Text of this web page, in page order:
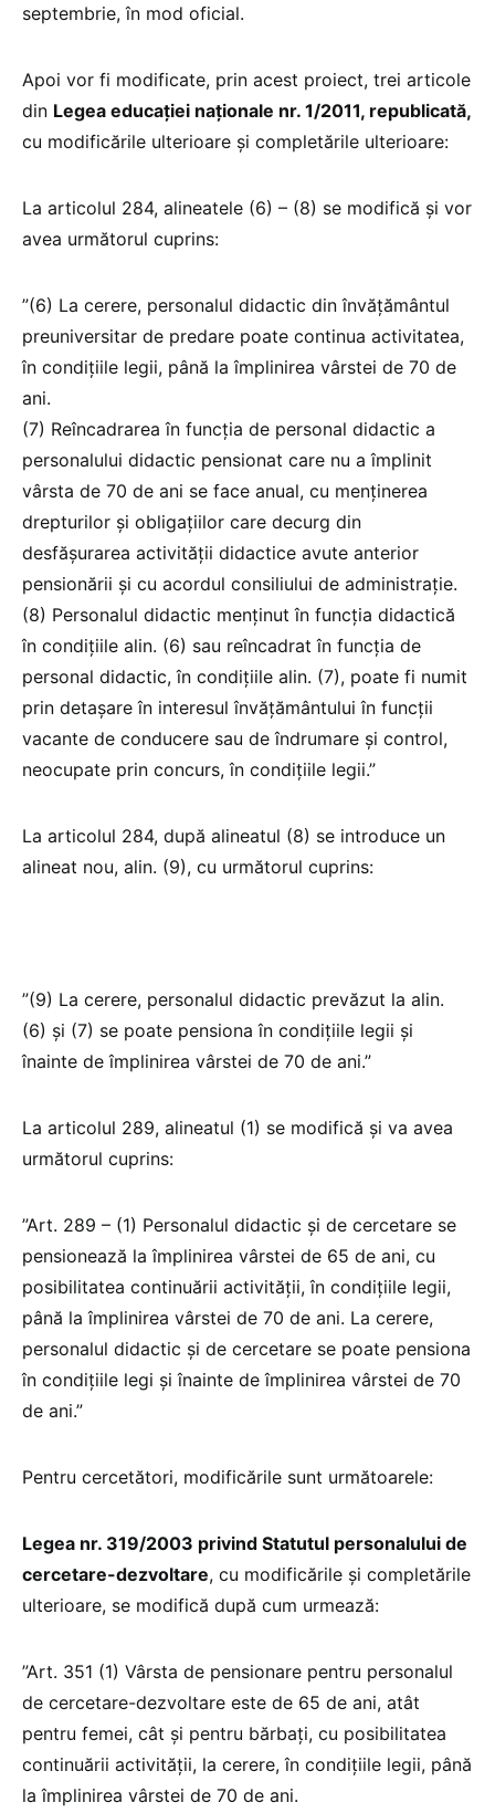
septembrie, în mod oficial.
Apoi vor fi modificate, prin acest proiect, trei articole
din Legea educației naționale nr. 1/2011, republicată,
cu modificările ulterioare și completările ulterioare:
La articolul 284, alineatele (6) – (8) se modifică și vor
avea următorul cuprins:
”(6) La cerere, personalul didactic din învățământul
preuniversitar de predare poate continua activitatea,
în condițiile legii, până la împlinirea vârstei de 70 de
ani.
(7) Reîncadrarea în funcția de personal didactic a
personalului didactic pensionat care nu a împlinit
vârsta de 70 de ani se face anual, cu menținerea
drepturilor și obligațiilor care decurg din
desfășurarea activității didactice avute anterior
pensionării și cu acordul consiliului de administrație.
(8) Personalul didactic menținut în funcția didactică
în condițiile alin. (6) sau reîncadrat în funcția de
personal didactic, în condițiile alin. (7), poate fi numit
prin detașare în interesul învățământului în funcții
vacante de conducere sau de îndrumare și control,
neocupate prin concurs, în condițiile legii.”
La articolul 284, după alineatul (8) se introduce un
alineat nou, alin. (9), cu următorul cuprins:
”(9) La cerere, personalul didactic prevăzut la alin.
(6) și (7) se poate pensiona în condițiile legii și
înainte de împlinirea vârstei de 70 de ani.”
La articolul 289, alineatul (1) se modifică și va avea
următorul cuprins:
”Art. 289 – (1) Personalul didactic și de cercetare se
pensionează la împlinirea vârstei de 65 de ani, cu
posibilitatea continuării activității, în condițiile legii,
până la împlinirea vârstei de 70 de ani. La cerere,
personalul didactic și de cercetare se poate pensiona
în condițiile legi și înainte de împlinirea vârstei de 70
de ani.”
Pentru cercetători, modificările sunt următoarele:
Legea nr. 319/2003 privind Statutul personalului de
cercetare-dezvoltare, cu modificările și completările
ulterioare, se modifică după cum urmează:
”Art. 351 (1) Vârsta de pensionare pentru personalul
de cercetare-dezvoltare este de 65 de ani, atât
pentru femei, cât și pentru bărbați, cu posibilitatea
continuării activității, la cerere, în condițiile legii, până
la împlinirea vârstei de 70 de ani.